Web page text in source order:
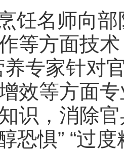
饪名师向
等方面技
养专家针对
效等方面
识，消除官
恐惧” “过